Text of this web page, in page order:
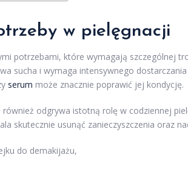
w pielęgnacji
potrzebami, które wymagają szczególnej
sucha i wymaga intensywnego
serum może znacznie poprawić jej kondycję.
również odgrywa istotną rolę w codziennej
skutecznie usunąć zanieczyszczenia oraz
do demakijażu,